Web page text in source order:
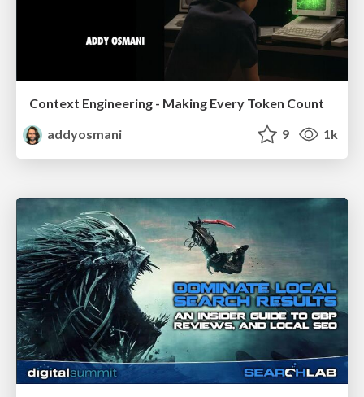
Context Engineering - Making Every Token Count
addyosmani
9 1k